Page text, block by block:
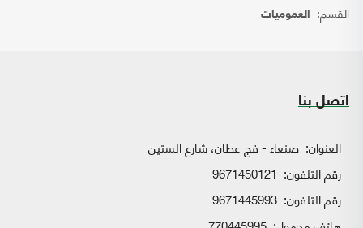
القسم: العموميات
اتصل بنا
العنوان: صنعاء - فج عطان، شارع الستين
رقم التلفون: 9671450121
رقم التلفون: 9671445993